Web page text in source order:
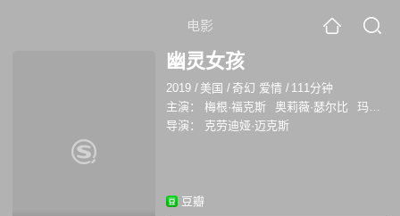
电影
幽灵女孩
2019 / 美国 / 奇幻 爱情 / 111分钟
主演：
梅根·福克斯 奥莉薇·瑟尔比
玛丽亚·迪齐亚
导演：
克劳迪娅·迈克斯
豆瓣